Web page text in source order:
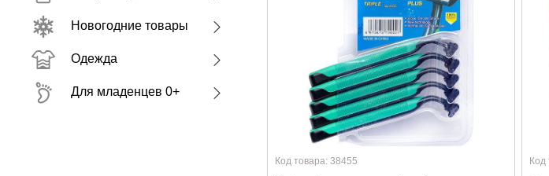
Новогодние товары
Одежда
Для младенцев 0+
Код товара: 38455 Код